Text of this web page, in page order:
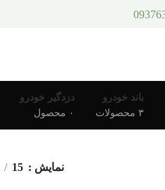
باند خودرو
۳ محصولات
دزدگیر خودرو
۰ محصول
نمایش 15